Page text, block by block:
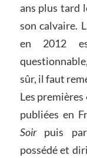
ans plus tard
son calvaire.
en 2012
sûr, il faut
Les
publiées en
Soirpuis
possédé et